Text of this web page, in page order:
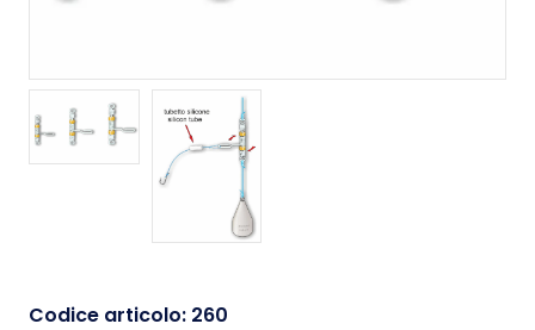
Codice articolo: 260